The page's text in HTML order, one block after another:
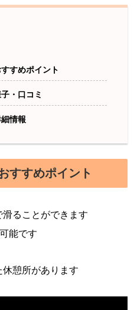
すめポイント
・口コミ
情報
すすめポイント
ることができます
能です
休憩所があります